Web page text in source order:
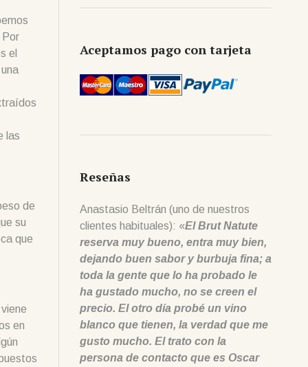
Por
el
las
de
su
que
en
Aceptamos pago con tarjeta
Reseñas
Anastasio Beltrán (uno de nuestros
clientes habituales): «El Brut Natute
reserva muy bueno, entra muy bien,
dejando buen sabor y burbuja fina; a
toda la gente que lo ha probado le
ha gustado mucho, no se creen el
precio. El otro día probé un vino
blanco que tienen, la verdad que me
gusto mucho. El trato con la
persona de contacto que es Oscar